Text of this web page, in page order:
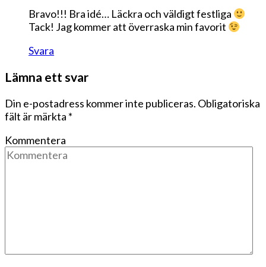
Bravo!!! Bra idé… Läckra och väldigt festliga
Tack! Jag kommer att överraska min favorit
Svara
Lämna ett svar
Din e-postadress kommer inte publiceras. Obligatoriska
fält är märkta *
Kommentera